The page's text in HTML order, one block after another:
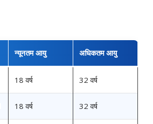
न्यूनतम आयु अधिकतम आयु
18 वर्ष 32 वर्ष
18 वर्ष 32 वर्ष